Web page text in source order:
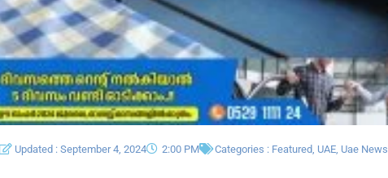
Updated : September 4, 2024 2:00 PM Categories : Featured UAE Uae News